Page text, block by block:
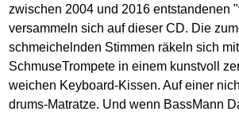
zwischen 2004 und 2016 entstandenen
versammeln sich auf dieser CD. Die
schmeichelnden Stimmen räkeln sich
SchmuseTrompete in einem kunstvoll
weichen Keyboard-Kissen. Auf einer
drums-Matratze. Und wenn BassMann